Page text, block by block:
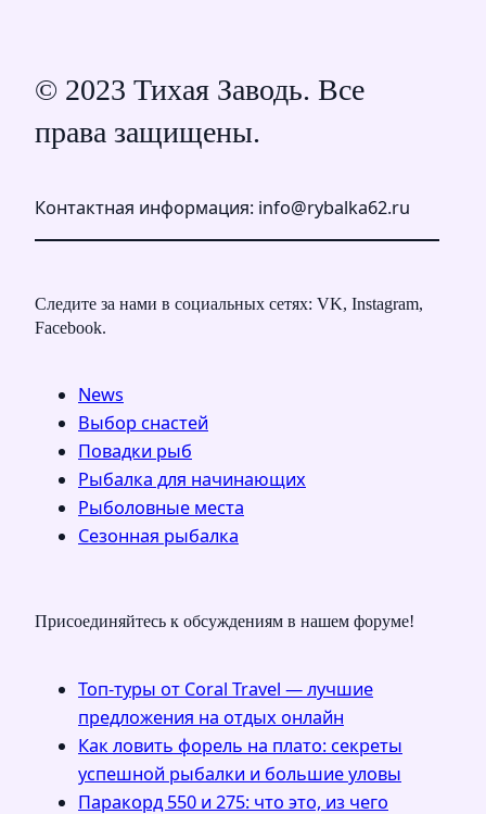
© 2023 Тихая Заводь. Все
права защищены.
Контактная информация: info@rybalka62.ru
Следите за нами в социальных сетях: VK, Instagram,
Facebook.
News
Выбор снастей
Повадки рыб
Рыбалка для начинающих
Рыболовные места
Сезонная рыбалка
Присоединяйтесь к обсуждениям в нашем форуме!
Топ-туры от Coral Travel — лучшие
предложения на отдых онлайн
Как ловить форель на плато: секреты
успешной рыбалки и большие уловы
Паракорд 550 и 275: что это, из чего